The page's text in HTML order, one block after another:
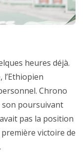
heures déjà.
Chrono
son poursuivant
pas la position
victoire de